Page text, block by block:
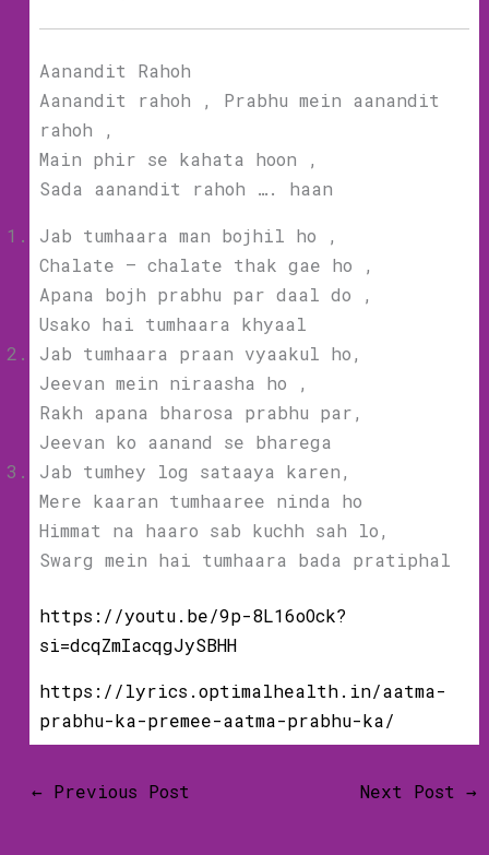
Aanandit Rahoh
Aanandit rahoh , Prabhu mein aanandit
rahoh ,
Main phir se kahata hoon ,
Sada aanandit rahoh …. haan
Jab tumhaara man bojhil ho ,
Chalate – chalate thak gae ho ,
Apana bojh prabhu par daal do ,
Usako hai tumhaara khyaal
Jab tumhaara praan vyaakul ho,
Jeevan mein niraasha ho ,
Rakh apana bharosa prabhu par,
Jeevan ko aanand se bharega
Jab tumhey log sataaya karen,
Mere kaaran tumhaaree ninda ho
Himmat na haaro sab kuchh sah lo,
Swarg mein hai tumhaara bada pratiphal
https://youtu.be/9p-8L16oOck?
si=dcqZmIacqgJySBHH
https://lyrics.optimalhealth.in/aatma-
prabhu-ka-premee-aatma-prabhu-ka/
← Previous Post Next Post→